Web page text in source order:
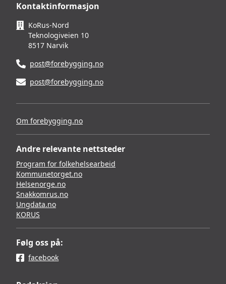
Kontaktinformasjon
KoRus-Nord
Teknologiveien 10
8517 Narvik
post@forebygging.no
post@forebygging.no
Om forebygging.no
Andre relevante nettsteder
Program for folkehelsearbeid
Kommunetorget.no
Helsenorge.no
Snakkomrus.no
Ungdata.no
KORUS
Følg oss på:
facebook